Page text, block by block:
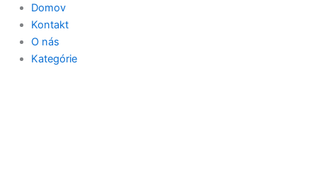
Domov
Kontakt
O nás
Kategórie